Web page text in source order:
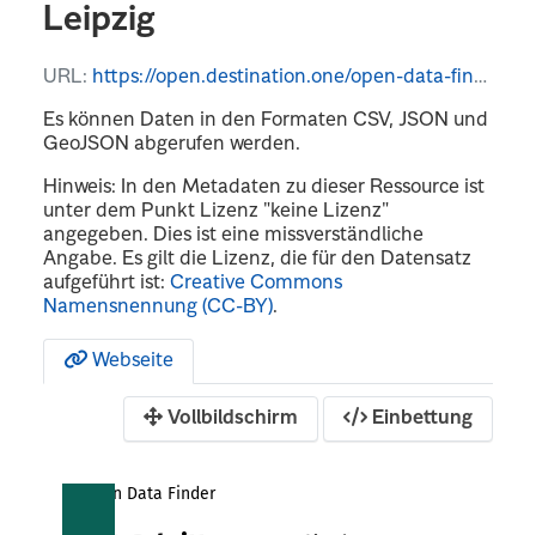
Leipzig
URL: https://open.destination.one/open-data-finder/
Es können Daten in den Formaten CSV, JSON und
GeoJSON abgerufen werden.
Hinweis: In den Metadaten zu dieser Ressource ist
unter dem Punkt Lizenz "keine Lizenz"
angegeben. Dies ist eine missverständliche
Angabe. Es gilt die Lizenz, die für den Datensatz
aufgeführt ist:Creative Commons
Namensnennung (CC-BY).
Webseite
Vollbildschirm Einbettung